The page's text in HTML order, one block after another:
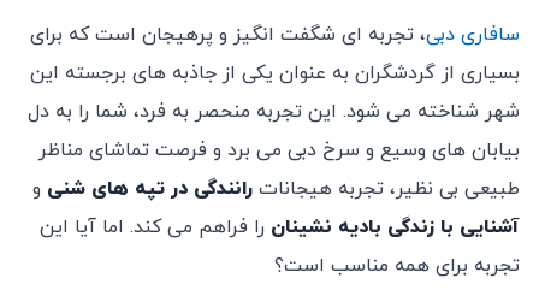
سافاری دبی، تجربه ‌ای شگفت ‌انگیز و پرهیجان است که برای
بسیاری از گردشگران به عنوان یکی از جاذبه‌ های برجسته این
شهر شناخته می‌ شود. این تجربه منحصر به فرد، شما را به دل
بیابان ‌های وسیع و سرخ دبی می ‌برد و فرصت تماشای مناظر
طبیعی بی‌ نظیر، تجربه هیجانات رانندگی در تپه‌ های شنی و
آشنایی با زندگی بادیه‌ نشینان را فراهم می‌ کند. اما آیا این
تجربه برای همه مناسب است؟